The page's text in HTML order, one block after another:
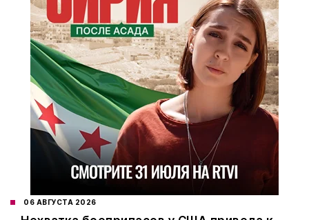
06 АВГУСТА 2026